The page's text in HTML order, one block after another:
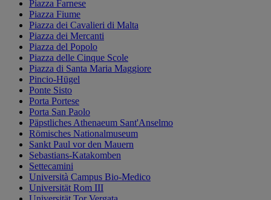
Piazza Farnese
Piazza Fiume
Piazza dei Cavalieri di Malta
Piazza dei Mercanti
Piazza del Popolo
Piazza delle Cinque Scole
Piazza di Santa Maria Maggiore
Pincio-Hügel
Ponte Sisto
Porta Portese
Porta San Paolo
Päpstliches Athenaeum Sant'Anselmo
Römisches Nationalmuseum
Sankt Paul vor den Mauern
Sebastians-Katakomben
Settecamini
Università Campus Bio-Medico
Universität Rom III